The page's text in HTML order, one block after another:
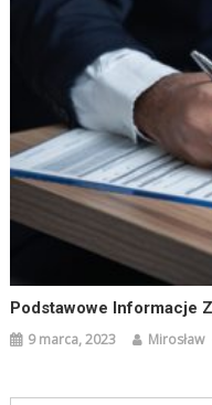
Podstawowe Informacje
9 marca, 2023 Mirosław